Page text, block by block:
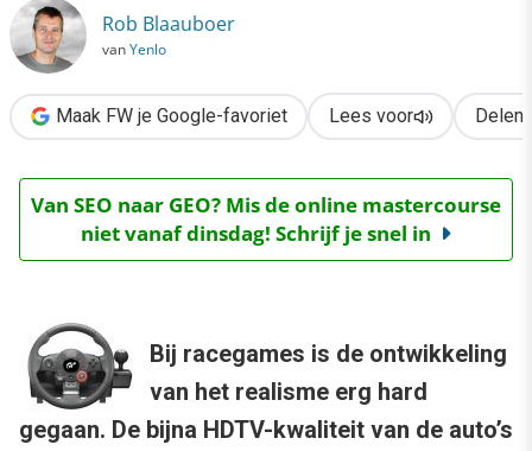
Rob Blaauboer
vanYenlo
Maak FW je Google-favoriet Lees voor Delen
Van SEO naar GEO? Mis de online mastercourse
niet vanaf dinsdag! Schrijf je snel in
Bij racegames is de ontwikkeling
van het realisme erg hard
gegaan. De bijna HDTV-kwaliteit van de auto’s